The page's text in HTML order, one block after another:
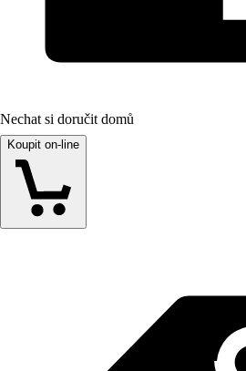
Nechat si doručit domů
Koupit on-line